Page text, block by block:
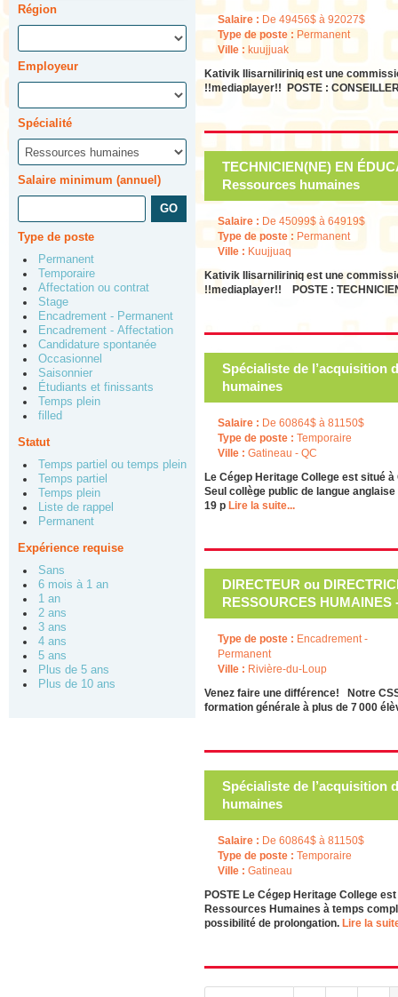
Région
Employeur
Spécialité
Salaire minimum (annuel)
Type de poste
Permanent
Temporaire
Affectation ou contrat
Stage
Encadrement - Permanent
Encadrement - Affectation
Candidature spontanée
Occasionnel
Saisonnier
Étudiants et finissants
Temps plein
filled
Statut
Temps partiel ou temps plein
Temps partiel
Temps plein
Liste de rappel
Permanent
Expérience requise
Sans
6 mois à 1 an
1 an
2 ans
3 ans
4 ans
5 ans
Plus de 5 ans
Plus de 10 ans
Salaire : De 49456$ à 92027$
Type de poste : Permanent
Ville : kuujjuak
Kativik Ilisarniliriniq est une
!!mediaplayer!! POSTE :
TECHNICIEN(NE) EN
Ressources humaines
Salaire : De 45099$ à 64919$
Type de poste : Permanent
Ville : Kuujjuaq
Kativik Ilisarniliriniq est une
!!mediaplayer!! POSTE :
Spécialiste de l’acquisition
humaines
Salaire : De 60864$ à 81150$
Type de poste : Temporaire
Ville : Gatineau - QC
Le Cégep Heritage College est situé
Seul collège public de langue
19 p Lire la suite...
DIRECTEUR ou
RESSOURCES
Type de poste : Encadrement -
Permanent
Ville : Rivière-du-Loup
Venez faire une différence! Notre
formation générale à plus de 7 000
Spécialiste de l’acquisition
humaines
Salaire : De 60864$ à 81150$
Type de poste : Temporaire
Ville : Gatineau
POSTE Le Cégep Heritage College
Ressources Humaines à temps
possibilité de prolongation. Lire la